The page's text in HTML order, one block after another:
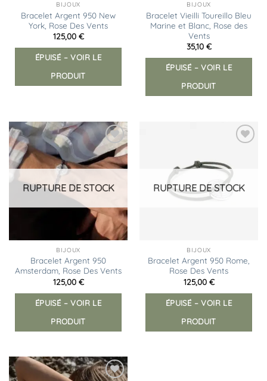
BIJOUX
Bracelet Argent 950 New
York, Rose Des Vents
125,00 €
ÉPUISÉ – VOIR LE
PRODUIT
BIJOUX
Bracelet Vieilli Toureillo Bleu
Marine et Blanc, Rose des
Vents
35,10 €
ÉPUISÉ – VOIR LE
PRODUIT
Ajouter
à la
liste
RUPTURE DE STOCK
BIJOUX
Bracelet Argent 950
Amsterdam, Rose Des Vents
125,00 €
ÉPUISÉ – VOIR LE
PRODUIT
d’envies
RUPTURE DE STOCK
BIJOUX
Bracelet Argent 950 Rome,
Rose Des Vents
125,00 €
ÉPUISÉ – VOIR LE
PRODUIT